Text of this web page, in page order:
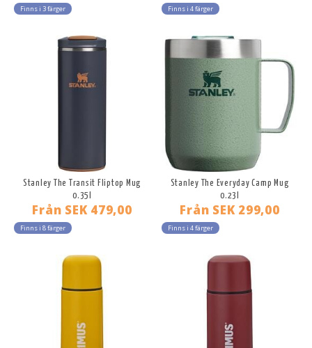
Finns i 3 färger Finns i 4 färger
Stanley The Transit Fliptop Mug
0.35l
Från SEK 479,00
Finns i 8 färger
Stanley The Everyday Camp Mug
0.23l
Från SEK 299,00
Finns i 4 färger